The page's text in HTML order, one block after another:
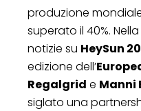
produzione
superato il 40%.
notizie su HeySun
edizione dell’
Regalgrid e Manni
siglato una